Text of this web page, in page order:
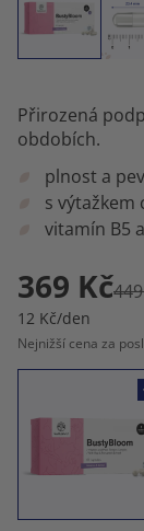
Přirozená
obdobích.
plnost a
s výtažkem
vitamín B5
369 Kč
12 Kč/den
Nejnižší cena za